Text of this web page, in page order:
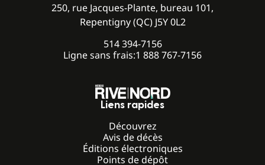
250, rue Jacques-Plante, bureau 101,
Repentigny (QC) J5Y 0L2
514 394-7156
Ligne sans frais:1 888 767-7156
Liens rapides
Découvrez
Avis de décès
Éditions électroniques
Points de dépôt